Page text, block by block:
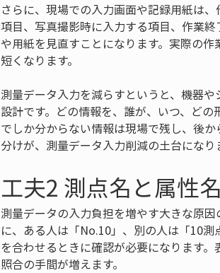
さらに、現場での入力画面や記録用紙は
項目、写真撮影時に入力する項目、作業
や用紙を見直すことになります。実際の
短くなります。
測量データ入力を減らすというと、機器
設計です。どの情報を、誰が、いつ、ど
でしか分からない情報は現場で残し、後
分けが、測量データ入力削減の土台になり
工夫2 測点名と属性
測量データの入力負担を増やす大きな原
に、ある人は「No.10」、別の人は「10
を合わせるときに確認が必要になります
照合の手間が増えます。